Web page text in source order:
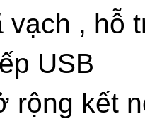
vạch , hỗ
USB
rộng kết